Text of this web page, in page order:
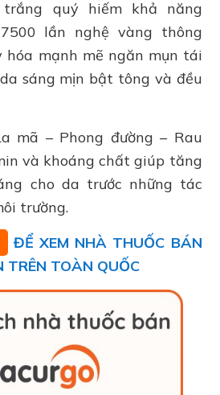
quý hiếm khả năng
lần nghệ vàng thông
hóa mạnh mẽ ngăn mụn tái
sáng mịn bật tông và đều
mã – Phong đường – Rau
và khoáng chất giúp tăng
cho da trước những tác
trường.
ĐỂ XEM NHÀ THUỐC BÁN
TRÊN TOÀN QUỐC